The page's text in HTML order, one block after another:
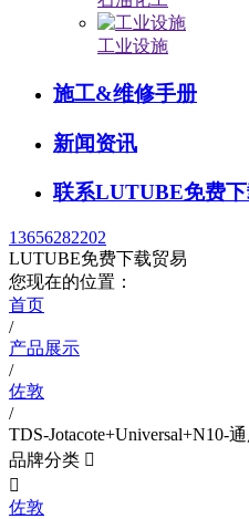
工业设施
施工&维修手册
新闻资讯
联系LUTUBE免费
13656282202
LUTUBE免费下载贸易
您现在的位置：
首页
/
产品展示
/
佐敦
/
TDS-Jotacote+Universal+N10-
品牌分类 

佐敦